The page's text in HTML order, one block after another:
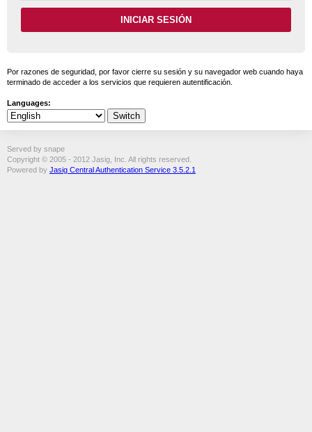
Por razones de seguridad, por favor cierre su sesión y su navegador web cuando haya
terminado de acceder a los servicios que requieren autentificación.
Languages:
Served by snape
Copyright © 2005 - 2012 Jasig, Inc. All rights reserved.
Powered by Jasig Central Authentication Service 3.5.2.1